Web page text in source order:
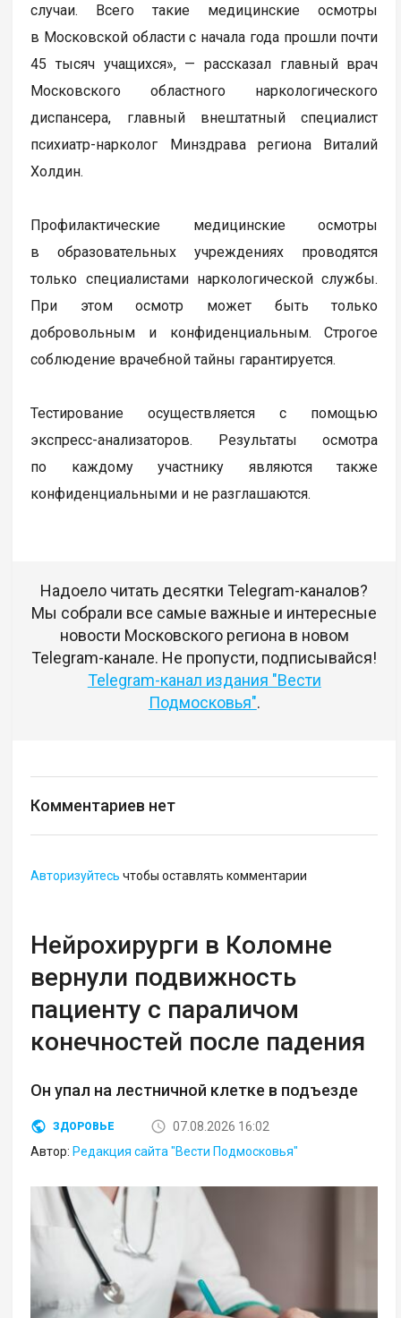
случаи. Всего такие медицинские осмотры
в Московской области с начала года прошли почти
45 тысяч учащихся», — рассказал главный врач
Московского областного наркологического
диспансера, главный внештатный специалист
психиатр-нарколог Минздрава региона Виталий
Холдин.
Профилактические медицинские осмотры
в образовательных учреждениях проводятся
только специалистами наркологической службы.
При этом осмотр может быть только
добровольным и конфиденциальным. Строгое
соблюдение врачебной тайны гарантируется.
Тестирование осуществляется с помощью
экспресс-анализаторов. Результаты осмотра
по каждому участнику являются также
конфиденциальными и не разглашаются.
Надоело читать десятки Telegram-каналов?
Мы собрали все самые важные и интересные
новости Московского региона в новом
Telegram-канале. Не пропусти, подписывайся!
Telegram-канал издания "Вести
Подмосковья".
Комментариев нет
Авторизуйтесь чтобы оставлять комментарии
Нейрохирурги в Коломне
вернули подвижность
пациенту с параличом
конечностей после падения
Он упал на лестничной клетке в подъезде
ЗДОРОВЬЕ
07.08.2026 16:02
Автор: Редакция сайта "Вести Подмосковья"